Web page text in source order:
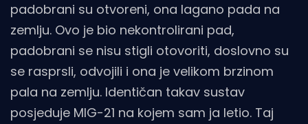
padobrani su otvoreni, ona lagano pada na
zemlju. Ovo je bio nekontrolirani pad,
padobrani se nisu stigli otovoriti, doslovno su
se rasprsli, odvojili i ona je velikom brzinom
pala na zemlju. Identičan takav sustav
posjeduje MIG-21 na kojem sam ja letio. Taj